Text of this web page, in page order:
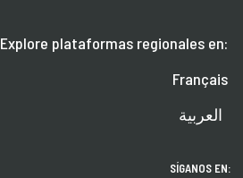
Explore plataformas regionales en:
Français
العربية
SÍGANOS EN: